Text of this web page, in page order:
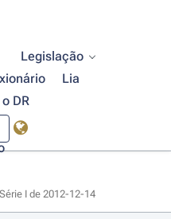
Legislação
Lia
DR
I de 2012-12-14